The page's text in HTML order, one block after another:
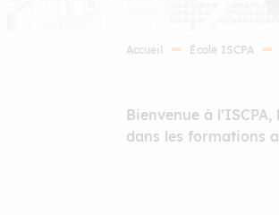
Accueil École ISCPA
Bienvenue à
dans les formations